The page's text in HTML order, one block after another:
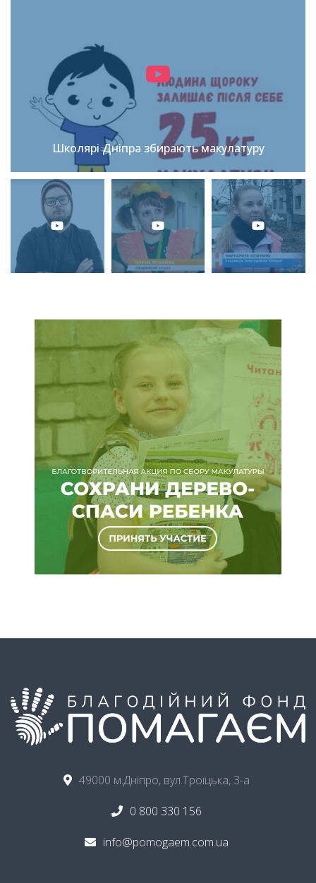
Школярі Дніпра збирають макулатуру
49000 м.Дніпро, вул.Троїцька, 3-а
0 800 330 156
info@pomogaem.com.ua